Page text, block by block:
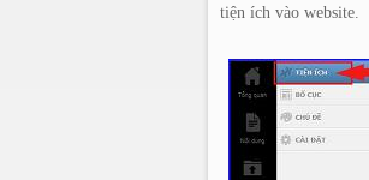
tiện ích vào website.